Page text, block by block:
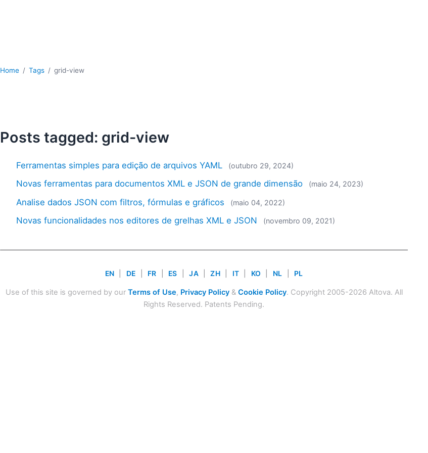
Home Tags grid-view
Posts tagged: grid-view
Ferramentas simples para edição de arquivos YAML (outubro 29, 2024)
Novas ferramentas para documentos XML e JSON de grande dimensão (maio 24, 2023)
Analise dados JSON com filtros, fórmulas e gráficos (maio 04, 2022)
Novas funcionalidades nos editores de grelhas XML e JSON (novembro 09, 2021)
EN DE FR ES JA ZH IT KO NL PL
Use of this site is governed by our Terms of Use, Privacy Policy& Cookie Policy. Copyright 2005-2026 Altova. All
Rights Reserved. Patents Pending.